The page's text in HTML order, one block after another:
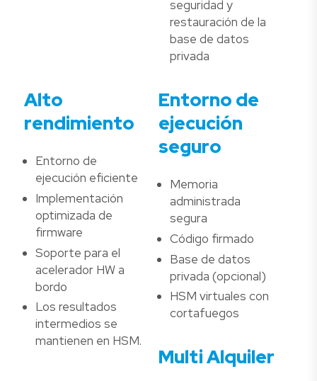
seguridad y
restauración de la
base de datos
privada
Alto
rendimiento
Entorno de
ejecución eficiente
Implementación
optimizada de
firmware
Soporte para el
acelerador HW a
bordo
Los resultados
intermedios se
mantienen en HSM.
Entorno de
ejecución
seguro
Memoria
administrada
segura
Código firmado
Base de datos
privada (opcional)
HSM virtuales con
cortafuegos
Multi Alquiler